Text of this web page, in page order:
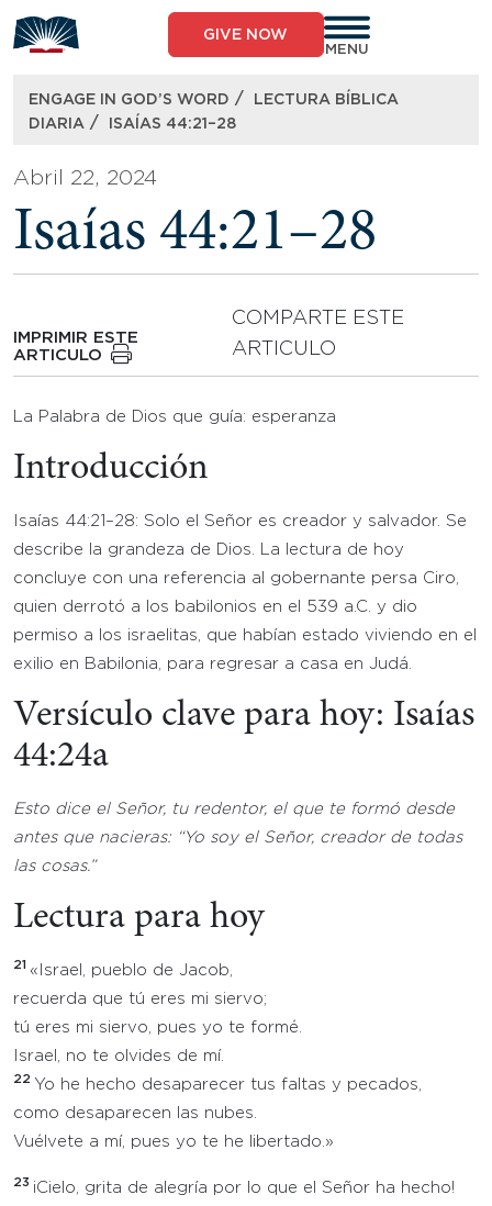
to
content
GIVE NOW
MENU
ENGAGE IN GOD’S WORD /
LECTURA BÍBLICA
DIARIA / ISAÍAS 44:21–28
Abril 22, 2024
Isaías 44:21–28
IMPRIMIR ESTE
ARTICULO
COMPARTE ESTE
ARTICULO
La Palabra de Dios que guía: esperanza
Introducción
Isaías 44:21–28: Solo el Señor es creador y salvador. Se
describe la grandeza de Dios. La lectura de hoy
concluye con una referencia al gobernante persa Ciro,
quien derrotó a los babilonios en el 539 a.C. y dio
permiso a los israelitas, que habían estado viviendo en el
exilio en Babilonia, para regresar a casa en Judá.
Versículo clave para hoy: Isaías
44:24a
Esto dice el Señor, tu redentor, el que te formó desde
antes que nacieras: “Yo soy el Señor, creador de todas
las cosas.”
Lectura para hoy
21 «Israel, pueblo de Jacob,
recuerda que tú eres mi siervo;
tú eres mi siervo, pues yo te formé.
Israel, no te olvides de mí.
22 Yo he hecho desaparecer tus faltas y pecados,
como desaparecen las nubes.
Vuélvete a mí, pues yo te he libertado.»
23 ¡Cielo, grita de alegría por lo que el Señor ha hecho!